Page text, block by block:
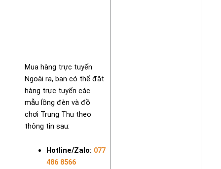
Mua hàng trực tuyến
Ngoài ra, bạn có thể đặt
hàng trực tuyến các
mẫu lồng đèn và đồ
chơi Trung Thu theo
thông tin sau:
Hotline/Zalo: 077
486 8566